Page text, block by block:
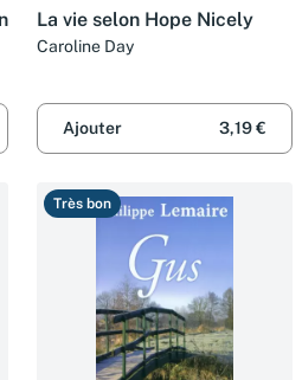
La vie selon Hope Nicely
Caroline Day
Ajouter 3,19 €
Très bon